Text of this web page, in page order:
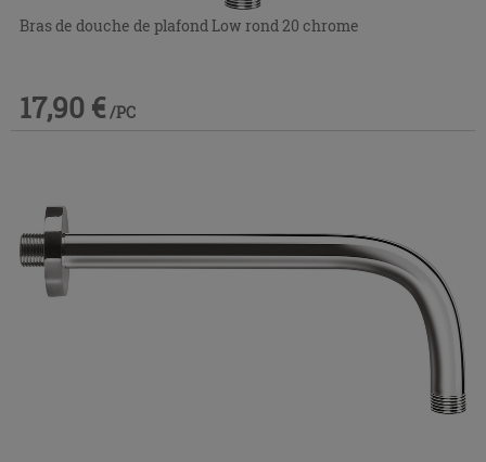
Bras de douche de plafond Low rond 20 chrome
17,90 € /PC